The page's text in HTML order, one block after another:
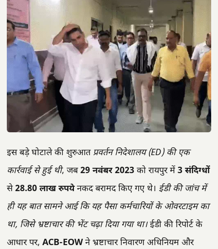
इस बड़े घोटाले की शुरुआत प्रवर्तन निदेशालय (ED) की एक
कार्रवाई से हुई थी, जब29 नवंबर 2023 को रायपुर में 3 संदिग्धों
से28.80 लाख रुपयेनकद बरामद किए गए थे। ईडी की जांच में
ही यह बात सामने आई कि यह पैसा कर्मचारियों के ओवरटाइम का
था, जिसे भ्रष्टाचार की भेंट चढ़ा दिया गया था।ईडी की रिपोर्ट के
आधार पर, ACB-EOWने भ्रष्टाचार निवारण अधिनियम और